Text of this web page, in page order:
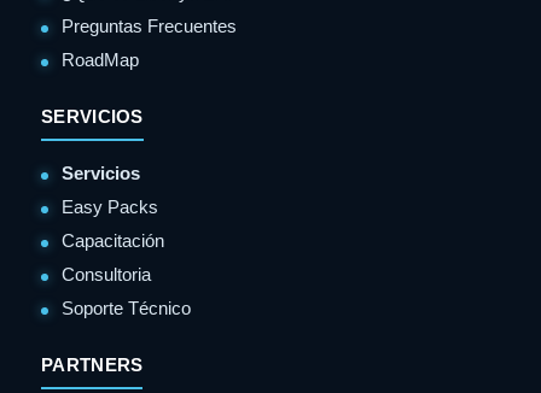
Preguntas Frecuentes
RoadMap
SERVICIOS
Servicios
Easy Packs
Capacitación
Consultoria
Soporte Técnico
PARTNERS